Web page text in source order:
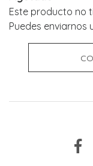
Este producto no
Puedes enviarnos